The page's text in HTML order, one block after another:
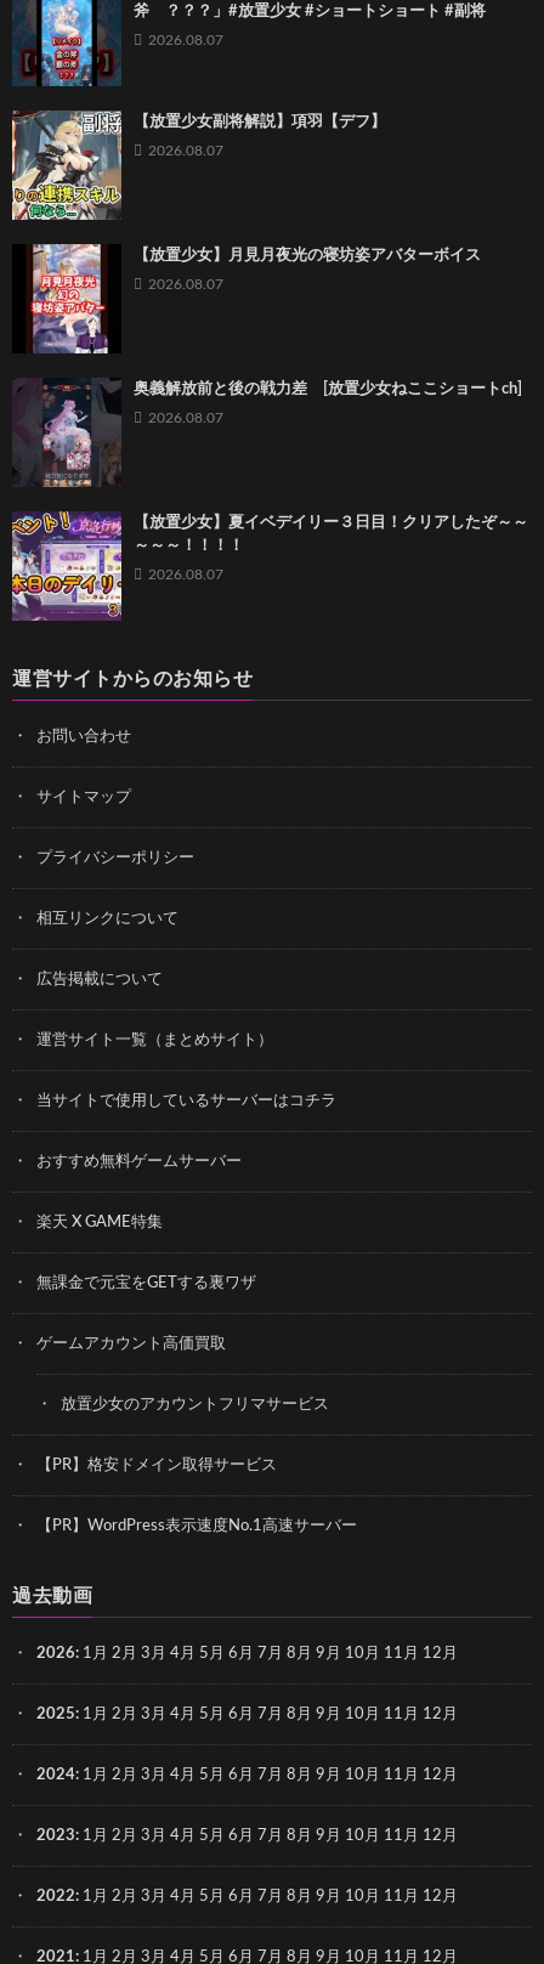
斧 ？？？」#放置少女 #ショートショート #副将
2026.08.07
【放置少女副将解説】項羽【デフ】
2026.08.07
【放置少女】月見月夜光の寝坊姿アバターボイス
2026.08.07
奥義解放前と後の戦力差 [放置少女ねここショートch]
2026.08.07
【放置少女】夏イベデイリー３日目！クリアしたぞ～～
～～～！！！！
2026.08.07
運営サイトからのお知らせ
お問い合わせ
サイトマップ
プライバシーポリシー
相互リンクについて
広告掲載について
運営サイト一覧（まとめサイト）
当サイトで使用しているサーバーはコチラ
おすすめ無料ゲームサーバー
楽天 X GAME特集
無課金で元宝をGETする裏ワザ
ゲームアカウント高価買取
放置少女のアカウントフリマサービス
【PR】格安ドメイン取得サービス
【PR】WordPress表示速度No.1高速サーバー
過去動画
2026: 1月 2月 3月 4月 5月 6月 7月 8月 9月 10月 11月 12月
2025: 1月 2月 3月 4月 5月 6月 7月 8月 9月 10月 11月 12月
2024: 1月 2月 3月 4月 5月 6月 7月 8月 9月 10月 11月 12月
2023: 1月 2月 3月 4月 5月 6月 7月 8月 9月 10月 11月 12月
2022: 1月 2月 3月 4月 5月 6月 7月 8月 9月 10月 11月 12月
2021: 1月 2月 3月 4月 5月 6月 7月 8月 9月 10月 11月 12月